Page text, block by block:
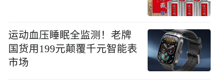
运动血压睡眠全监测！老牌
国货用199元颠覆千元智能表
市场